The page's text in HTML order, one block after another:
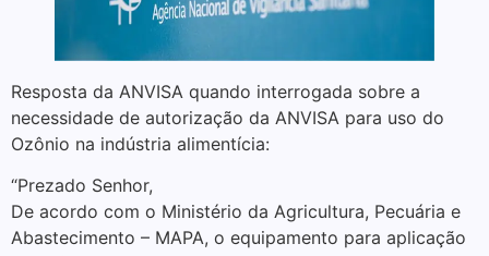
Resposta da ANVISA quando interrogada sobre a
necessidade de autorização da ANVISA para uso do
Ozônio na indústria alimentícia:
“Prezado Senhor,
De acordo com o Ministério da Agricultura, Pecuária e
Abastecimento – MAPA, o equipamento para aplicação